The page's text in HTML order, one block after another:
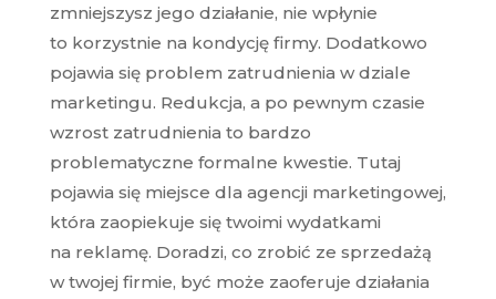
zmniejszysz jego działanie, nie wpłynie
to korzystnie na kondycję firmy. Dodatkowo
pojawia się problem zatrudnienia w dziale
marketingu. Redukcja, a po pewnym czasie
wzrost zatrudnienia to bardzo
problematyczne formalne kwestie. Tutaj
pojawia się miejsce dla agencji marketingowej,
która zaopiekuje się twoimi wydatkami
na reklamę. Doradzi, co zrobić ze sprzedażą
w twojej firmie, być może zaoferuje działania